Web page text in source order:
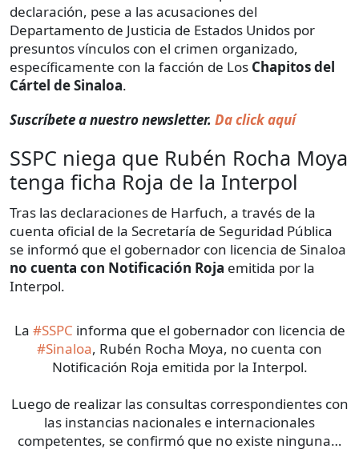
declaración, pese a las acusaciones del
Departamento de Justicia de Estados Unidos por
presuntos vínculos con el crimen organizado,
específicamente con la facción de Los Chapitos del
Cártel de Sinaloa.
Suscríbete a nuestro newsletter. Da click aquí
SSPC niega que Rubén Rocha Moya
tenga ficha Roja de la Interpol
Tras las declaraciones de Harfuch, a través de la
cuenta oficial de la Secretaría de Seguridad Pública
se informó que el gobernador con licencia de Sinaloa
no cuenta con Notificación Roja emitida por la
Interpol.
La #SSPC informa que el gobernador con licencia de
#Sinaloa, Rubén Rocha Moya, no cuenta con
Notificación Roja emitida por la Interpol.
Luego de realizar las consultas correspondientes con
las instancias nacionales e internacionales
competentes, se confirmó que no existe ninguna…